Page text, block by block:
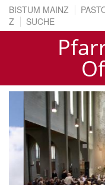
BISTUM MAINZ
Z
SUCHE